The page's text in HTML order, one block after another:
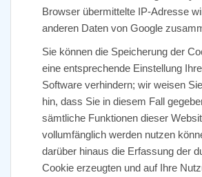
Browser übermittelte IP-Adresse
anderen Daten von Google
Sie können die Speicherung der
eine entsprechende Einstellung
Software verhindern; wir weisen
hin, dass Sie in diesem Fall
sämtliche Funktionen dieser
vollumfänglich werden nutzen
darüber hinaus die Erfassung der
Cookie erzeugten und auf Ihre